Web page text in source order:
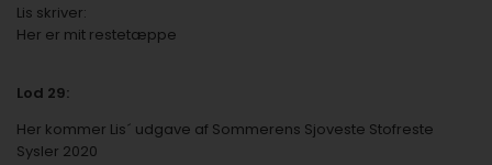
Lis skriver:
Her er mit restetæppe
Lod 29:
Her kommer Lis´ udgave af Sommerens Sjoveste Stofreste
Sysler 2020